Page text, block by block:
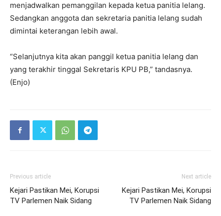
menjadwalkan pemanggilan kepada ketua panitia lelang.
Sedangkan anggota dan sekretaria panitia lelang sudah
dimintai keterangan lebih awal.
“Selanjutnya kita akan panggil ketua panitia lelang dan
yang terakhir tinggal Sekretaris KPU PB,” tandasnya.
(Enjo)
Previous article
Kejari Pastikan Mei, Korupsi
TV Parlemen Naik Sidang
Next article
Kejari Pastikan Mei, Korupsi
TV Parlemen Naik Sidang